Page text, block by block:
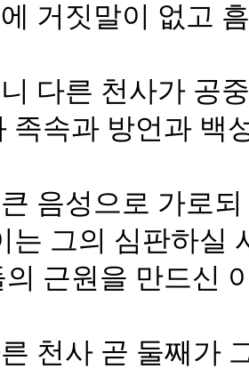
거짓말이 없고
다른 천사가 공
족속과 방언과 백
음성으로 가로
는 그의 심판하실
근원을 만드신
천사 곧 둘째가